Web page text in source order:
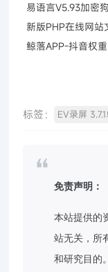
易语言V5.93加密
新版PHP在线网站
鲸落APP-抖音权
标签： EV录屏
免责声明：
本站提供的
站无关，所
和研究目的